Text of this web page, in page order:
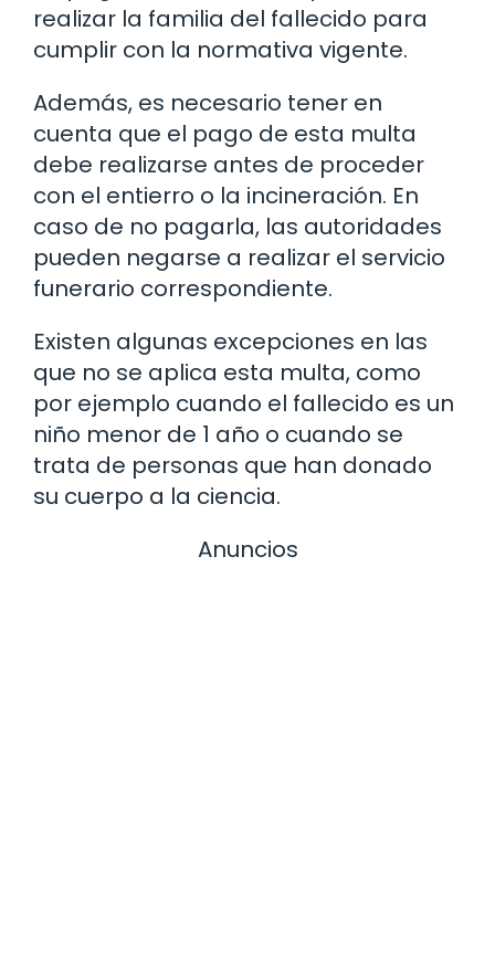
realizar la familia del fallecido para
cumplir con la normativa vigente.
Además, es necesario tener en
cuenta que el pago de esta multa
debe realizarse antes de proceder
con el entierro o la incineración. En
caso de no pagarla, las autoridades
pueden negarse a realizar el servicio
funerario correspondiente.
Existen algunas excepciones en las
que no se aplica esta multa, como
por ejemplo cuando el fallecido es un
niño menor de 1 año o cuando se
trata de personas que han donado
su cuerpo a la ciencia.
Anuncios